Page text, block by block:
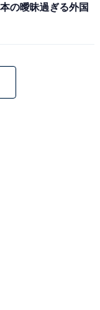
スピーカ
の曖昧過ぎる外国